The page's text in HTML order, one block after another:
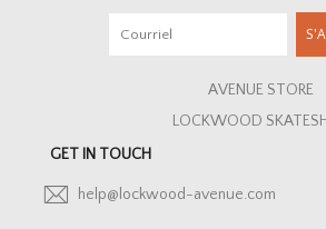
AVENUE STORE
LOCKWOOD
GET IN TOUCH
help@lockwood-avenue.com